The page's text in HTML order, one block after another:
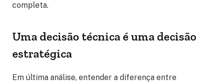
completa.
Uma decisão técnica é uma decisão
estratégica
Em última análise, entender a diferença entre